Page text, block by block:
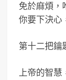
免於麻煩，
你要下決心
第十二把鑰
上帝的智慧